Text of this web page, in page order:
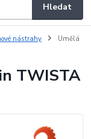
Hledat
nástrahy
Umělá
TWISTA